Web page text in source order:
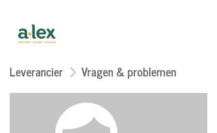
Leverancier Vragen & problemen